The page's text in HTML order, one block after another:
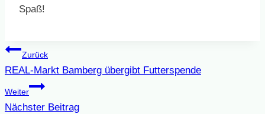
Spaß!
Beitragsnavigation
Zurück
REAL-Markt Bamberg übergibt Futterspende
Weiter
Nächster Beitrag